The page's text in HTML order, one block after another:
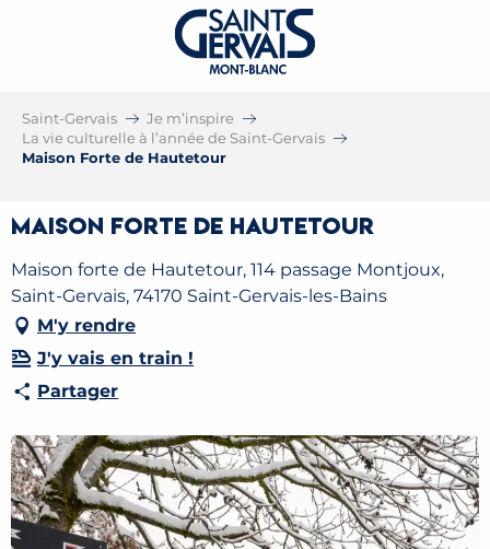
Saint-Gervais
Je m’inspire
La vie culturelle à l’année de Saint-Gervais
Maison Forte de Hautetour
Maison Forte de Hautetour
Maison forte de Hautetour, 114 passage Montjoux,
Saint-Gervais, 74170 Saint-Gervais-les-Bains
M'y rendre
J'y vais en train !
Partager